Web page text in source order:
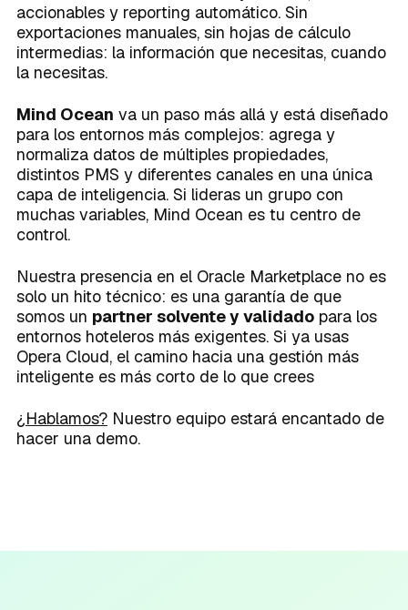
accionables y reporting automático. Sin
exportaciones manuales, sin hojas de cálculo
intermedias: la información que necesitas, cuando
la necesitas.
Mind Ocean va un paso más allá y está diseñado
para los entornos más complejos: agrega y
normaliza datos de múltiples propiedades,
distintos PMS y diferentes canales en una única
capa de inteligencia. Si lideras un grupo con
muchas variables, Mind Ocean es tu centro de
control.
Nuestra presencia en el Oracle Marketplace no es
solo un hito técnico: es una garantía de que
somos un partner solvente y validado para los
entornos hoteleros más exigentes. Si ya usas
Opera Cloud, el camino hacia una gestión más
inteligente es más corto de lo que crees
¿Hablamos? Nuestro equipo estará encantado de
hacer una demo.